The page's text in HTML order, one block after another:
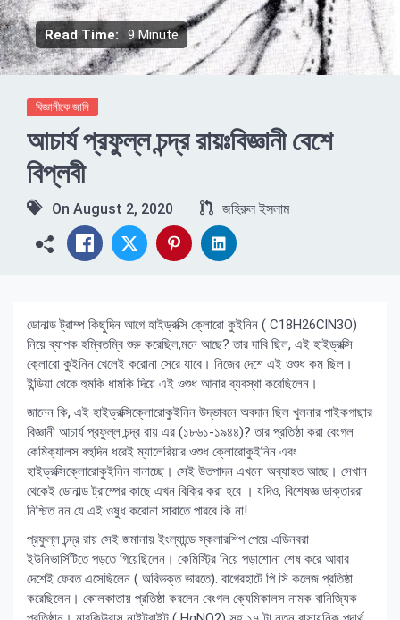
Read Time: 9 Minute
বিজ্ঞানীকে জানি
আচার্য প্রফুল্ল চন্দ্র রায়ঃবিজ্ঞানী বেশে
বিপ্লবী
On August 2, 2020 জহিরুল ইসলাম
ডোনাল্ড ট্রাম্প কিছুদিন আগে হাইড্রক্সি ক্লোরো কুইনিন ( C18H26ClN3O)
নিয়ে ব্যাপক হম্বিতম্বি শুরু করেছিল,মনে আছে? তার দাবি ছিল, এই হাইড্রক্সি
ক্লোরো কুইনিন খেলেই করোনা সেরে যাবে। নিজের দেশে এই ওশুধ কম ছিল।
ইন্ডিয়া থেকে হুমকি ধামকি দিয়ে এই ওশুধ আনার ব্যবস্থা করেছিলেন।
জানেন কি, এই হাইড্রক্সিক্লোরোকুইনিন উদ্ভাবনে অবদান ছিল খুলনার পাইকগাছার
বিজ্ঞানী আচার্য প্রফুল্ল চন্দ্র রায় এর (১৮৬১-১৯৪৪)? তার প্রতিষ্ঠা করা বেংগল
কেমিক্যালস বহুদিন ধরেই ম্যালেরিয়ার ওশুধ ক্লোরোকুইনিন এবং
হাইড্রক্সিক্লোরোকুইনিন বানাচ্ছে। সেই উতপাদন এখনো অব্যাহত আছে। সেখান
থেকেই ডোনাল্ড ট্রাম্পের কাছে এখন বিক্রি করা হবে । যদিও, বিশেষজ্ঞ ডাক্তাররা
নিশ্চিত নন যে এই ওষুধ করোনা সারাতে পারবে কি না!
প্রফুল্ল চন্দ্র রায় সেই জমানায় ইংল্যান্ডে স্কলারশিপ পেয়ে এডিনবরা
ইউনিভার্সিটিতে পড়তে গিয়েছিলেন। কেমিস্ট্রি নিয়ে পড়াশোনা শেষ করে আবার
দেশেই ফেরত এসেছিলেন ( অবিভক্ত ভারতে). বাগেরহাটে পি সি কলেজ প্রতিষ্ঠা
করেছিলেন। কোলকাতায় প্রতিষ্ঠা করলেন বেংগল ক্যেমিকালস নামক বানিজ্যিক